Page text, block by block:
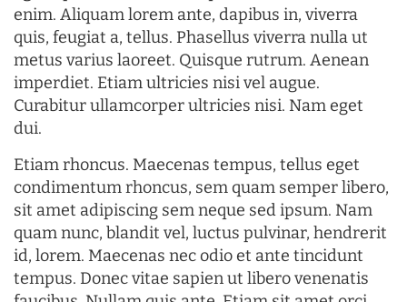
enim. Aliquam lorem ante, dapibus in, viverra
quis, feugiat a, tellus. Phasellus viverra nulla ut
metus varius laoreet. Quisque rutrum. Aenean
imperdiet. Etiam ultricies nisi vel augue.
Curabitur ullamcorper ultricies nisi. Nam eget
dui.
Etiam rhoncus. Maecenas tempus, tellus eget
condimentum rhoncus, sem quam semper libero,
sit amet adipiscing sem neque sed ipsum. Nam
quam nunc, blandit vel, luctus pulvinar, hendrerit
id, lorem. Maecenas nec odio et ante tincidunt
tempus. Donec vitae sapien ut libero venenatis